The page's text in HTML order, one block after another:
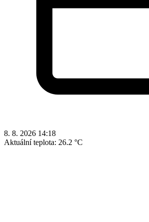
8. 8. 2026 14:18
Aktuální teplota: 26.2 °C